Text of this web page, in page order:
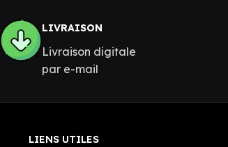
LIVRAISON
Livraison digitale
par e-mail
LIENS UTILES